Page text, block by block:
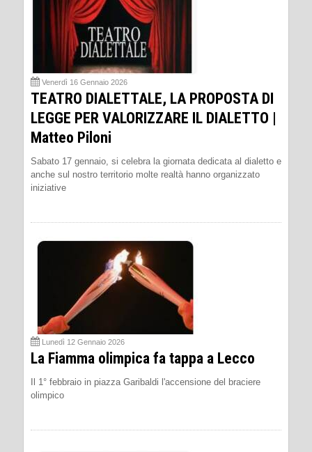
Venerdì 16 Gennaio 2026
TEATRO DIALETTALE, LA PROPOSTA DI
LEGGE PER VALORIZZARE IL DIALETTO |
Matteo Piloni
Sabato 17 gennaio, si celebra la giornata dedicata al dialetto e
anche sul nostro territorio molte realtà hanno organizzato
iniziative
Lunedì 12 Gennaio 2026
La Fiamma olimpica fa tappa a Lecco
Il 1° febbraio in piazza Garibaldi l'accensione del braciere
olimpico